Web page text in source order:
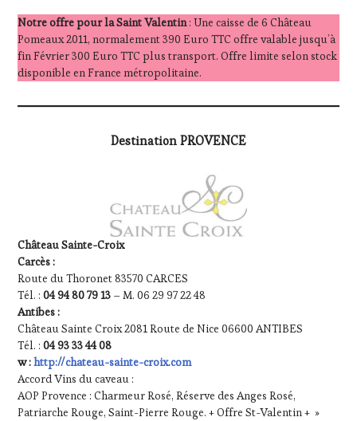
Notre offre pour la Saint Valentin: Une caisse de 6 Château
Pomeaux 2011, normalement 390 Euro TTC offre valable jusqu’à
fin Février 300 Euro TTC plus transport. Offre limite selon stock
disponible en France métropolitaine.
Destination PROVENCE
Château Sainte-Croix
Carcès :
Route du Thoronet 83570 CARCES
Tél. :04 94 80 79 13 – M. 06 29 97 22 48
Antibes :
Château Sainte Croix 2081 Route de Nice 06600 ANTIBES
Tél. : 04 93 33 44 08
w :http://chateau-sainte-croix.com
Accord Vins du caveau :
AOP Provence : Charmeur Rosé, Réserve des Anges Rosé,
Patriarche Rouge, Saint-Pierre Rouge. + Offre St-Valentin + »